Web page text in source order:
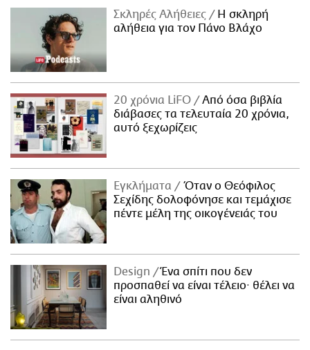
Σκληρές Αλήθειες
H σκληρή
αλήθεια για τον Πάνο Βλάχο
20 χρόνια LiFO
Από όσα βιβλία
διάβασες τα τελευταία 20 χρόνια,
αυτό ξεχωρίζεις
Εγκλήματα
Όταν ο Θεόφιλος
Σεχίδης δολοφόνησε και τεμάχισε
πέντε μέλη της οικογένειάς του
Design
Ένα σπίτι που δεν
προσπαθεί να είναι τέλειο· θέλει να
είναι αληθινό